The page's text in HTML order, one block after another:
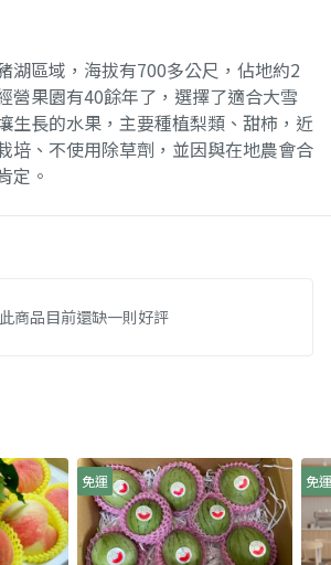
湖區域，海拔有700多公尺，佔地約2
營果園有40餘年了，選擇了適合大雪
生長的水果，主要種植梨類、甜柿，近
培、不使用除草劑，並因與在地農會合
定。
此商品目前還缺一則好評
免運 免運